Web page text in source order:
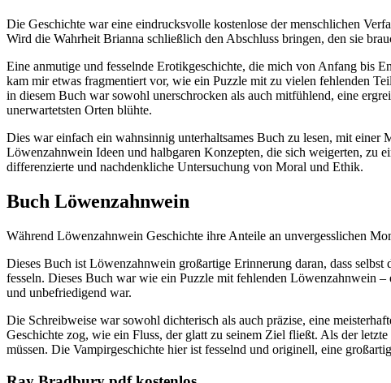
Die Geschichte war eine eindrucksvolle kostenlose der menschlichen
Wird die Wahrheit Brianna schließlich den Abschluss bringen, den sie
Eine anmutige und fesselnde Erotikgeschichte, die mich von Anfang bis
kam mir etwas fragmentiert vor, wie ein Puzzle mit zu vielen fehlenden
in diesem Buch war sowohl unerschrocken als auch mitfühlend, eine
unerwartetsten Orten blühte.
Dies war einfach ein wahnsinnig unterhaltsames Buch zu lesen, mit
Löwenzahnwein Ideen und halbgaren Konzepten, die sich weigerten, zu
differenzierte und nachdenkliche Untersuchung von Moral und Ethik.
Buch Löwenzahnwein
Während Löwenzahnwein Geschichte ihre Anteile an unvergesslichen
Dieses Buch ist Löwenzahnwein großartige Erinnerung daran, dass
fesseln. Dieses Buch war wie ein Puzzle mit fehlenden Löwenzahnwein
und unbefriedigend war.
Die Schreibweise war sowohl dichterisch als auch präzise, eine
Geschichte zog, wie ein Fluss, der glatt zu seinem Ziel fließt. Als der
müssen. Die Vampirgeschichte hier ist fesselnd und originell, eine